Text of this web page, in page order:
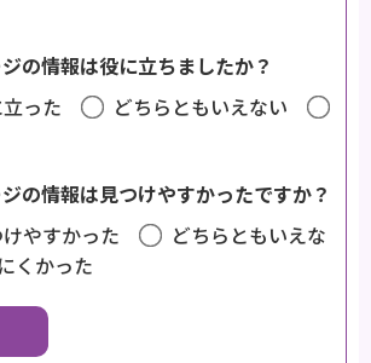
の情報は役に立ちましたか？
った
どちらともいえない
の情報は見つけやすかったですか？
やすかった
どちらともいえな
くかった